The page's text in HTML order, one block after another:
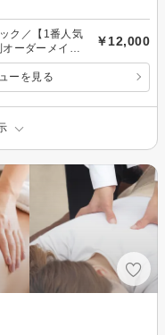
ク／【1番人気
ーダーメイド
￥12,000
ーを見る